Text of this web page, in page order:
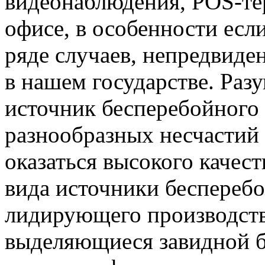
офисе, в особенности
ряде случаев,
в нашем государстве.
источник
разнообразных
оказаться высокого
вида источники
лидирующего
выделяющиеся завидной